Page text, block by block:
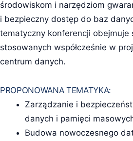
środowiskom i narzędziom
i bezpieczny dostęp do baz
tematyczny konferencji obejmuje
stosowanych współcześnie w
centrum danych.
PROPONOWANA TEMATYKA:
Zarządzanie i
danych i pamięci
Budowa nowoczesnego